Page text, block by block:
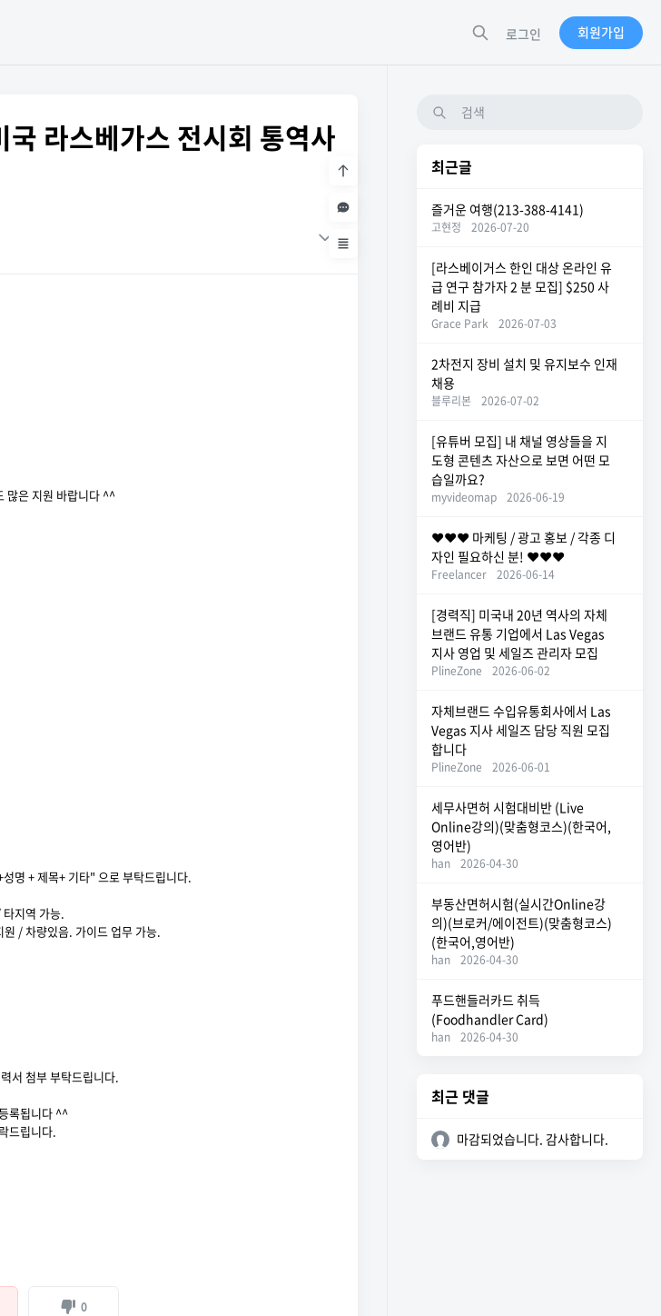
로그인 회원가입
라스베가스 전시회 통역사
많은 지원 바랍니다 ^^
명 + 제목+ 기타" 으로 부탁드립니다.
지역 가능.
/ 차량있음. 가이드 업무 가능.
서 첨부 부탁드립니다.
록됩니다 ^^
드립니다.
0
최근글
즐거운 여행(213-388-4141)
고현정 2026-07-20
[라스베이거스 한인 대상 온라인 유
급 연구 참가자 2 분 모집] $250 사
례비 지급
Grace Park 2026-07-03
2차전지 장비 설치 및 유지보수 인재
채용
블루리본 2026-07-02
[유튜버 모집] 내 채널 영상들을 지
도형 콘텐츠 자산으로 보면 어떤 모
습일까요?
myvideomap 2026-06-19
❤️❤️❤️ 마케팅 / 광고 홍보 / 각종 디
자인 필요하신 분! ❤️❤️❤️
Freelancer 2026-06-14
[경력직] 미국내 20년 역사의 자체
브랜드 유통 기업에서 Las Vegas
지사 영업 및 세일즈 관리자 모집
PlineZone 2026-06-02
자체브랜드 수입유통회사에서 Las
Vegas 지사 세일즈 담당 직원 모집
합니다
PlineZone 2026-06-01
세무사면허 시험대비반 (Live
Online강의)(맞춤형코스)(한국어,
영어반)
han 2026-04-30
부동산면허시험(실시간Online강
의)(브로커/에이전트)(맞춤형코스)
(한국어,영어반)
han 2026-04-30
푸드핸들러카드 취득
(Foodhandler Card)
han 2026-04-30
최근 댓글
마감되었습니다. 감사합니다.